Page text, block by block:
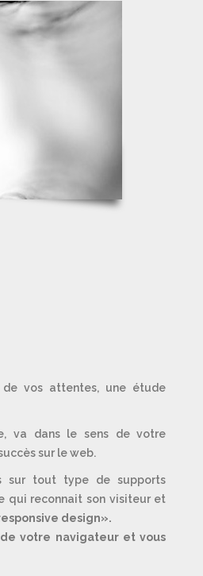
de vos attentes, une étude
va dans le sens de votre
sur le web.
sur tout type de supports
qui reconnait son visiteur et
design».
votre navigateur et vous